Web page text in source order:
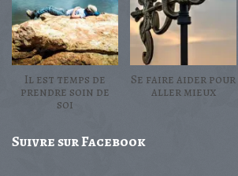
Il est temps de
prendre soin de
soi
Se faire aider pour
aller mieux
Suivresur Facebook